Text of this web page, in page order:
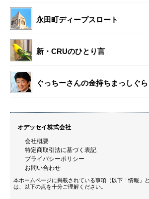
永田町ディープスロート
新・CRUのひとり言
ぐっちーさんの金持ちまっしぐら
オデッセイ株式会社
会社概要
特定商取引法に基づく表記
プライバシーポリシー
お問い合わせ
本ホームページに掲載されている事項（以下「情報」
は、以下の点を十分ご理解ください。